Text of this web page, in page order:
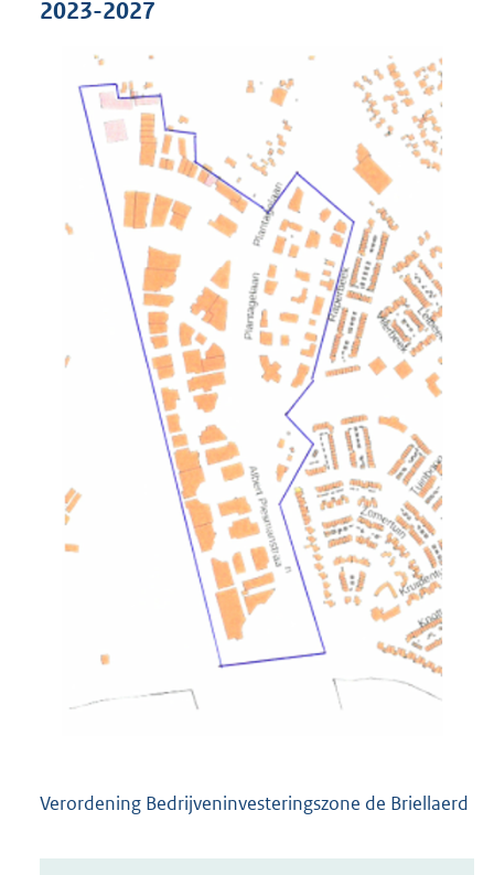
2023-2027
Verordening Bedrijveninvesteringszone de Briellaerd